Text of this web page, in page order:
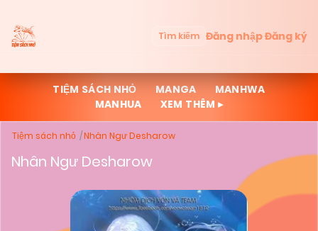
Tìm kiếm Đăng nhậpĐăng ký
TIỆM SÁCH NHỎ MANGA
MANHWA
MANHUA
XEM THÊM ▸
Tiệm sách nhỏ Nhân Ngư Desharow
Nhân Ngư Desharow